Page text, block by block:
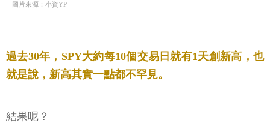
圖片來源：小資YP
過去30年，SPY大約每10個交易日就有1天創新高，也
就是說，新高其實一點都不罕見。
結果呢？